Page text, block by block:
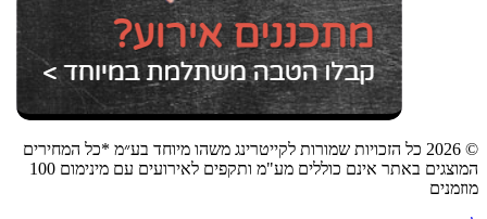
© 2026 כל הזכויות שמורות לקייטרינג משהו מיוחד בע״מ *כל המחירים
המוצגים באתר אינם כוללים מע"מ ותקפים לאירועים עם מינימום 100
מוזמנים